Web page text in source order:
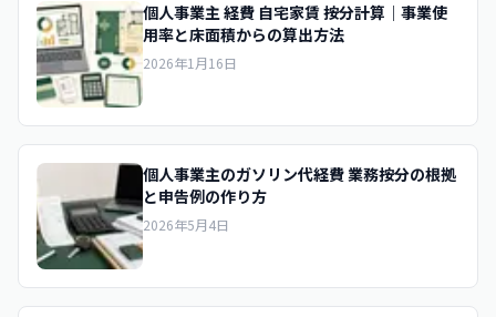
個人事業主 経費 自宅家賃 按分計算｜事業使
用率と床面積からの算出方法
2026年1月16日
個人事業主のガソリン代経費 業務按分の根拠
と申告例の作り方
2026年5月4日